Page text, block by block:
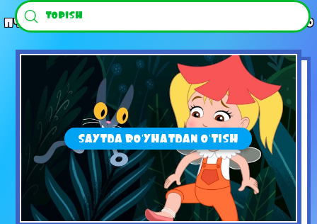
ПЧЕЛОГРАФИЯ. СЕРИЯ 17. ОСТРОВ РОБИНЗОНА КРУЗО
SAYTDA RO'YHATDAN O'TISH